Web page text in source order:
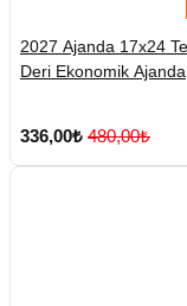
2027 Ajanda 17x24 Telli Termo
Deri Ekonomik Ajanda
336,00₺ 480,00₺